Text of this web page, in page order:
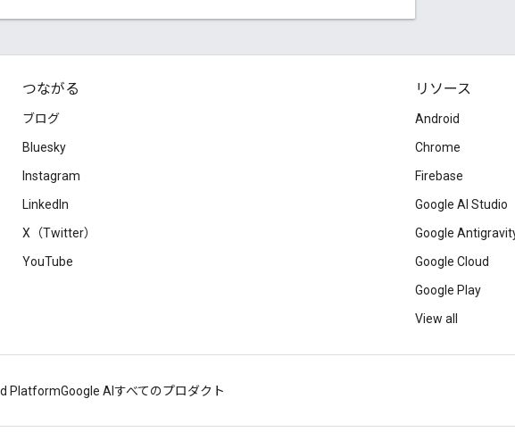
つながる
ブログ
Bluesky
Instagram
LinkedIn
X（Twitter）
YouTube
リソース
Android
Chrome
Firebase
Google AI Studio
Google
Google Cloud
Google Play
View all
PlatformGoogle AI すべてのプロダクト